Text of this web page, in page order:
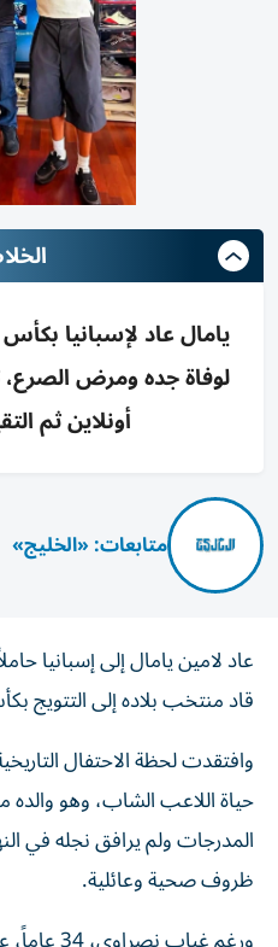
لوفاة جده ومرض الصرع،
أونلاين ثم
متابعات: «الخليج»
عاد لامين يامال إلى إسبانيا
قاد منتخب بلاده إلى التتويج بكأس
وافتقدت لحظة الاحتفال
حياة اللاعب الشاب، وهو
المدرجات ولم يرافق نجله في
ظروف صحية وعائلية.